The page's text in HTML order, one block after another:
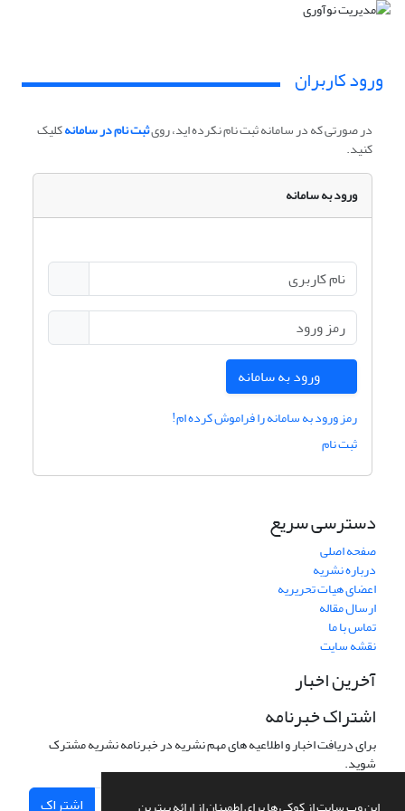
ورود کاربران
در صورتی که در سامانه ثبت نام نکرده اید، رویثبت نام در سامانهکلیک
کنید.
ورود به سامانه
ورود به سامانه
رمز ورود به سامانه را فراموش کرده ام!
ثبت نام
دسترسی سریع
صفحه اصلی
درباره نشریه
اعضای هیات تحریریه
ارسال مقاله
تماس با ما
نقشه سایت
آخرین اخبار
اشتراک خبرنامه
برای دریافت اخبار و اطلاعیه های مهم نشریه در خبرنامه نشریه مشترک
شوید.
اشتراک